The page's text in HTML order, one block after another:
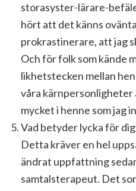
storasyster-lärare-
hört att det känns
prokrastinerare, att jag
Och för folk som kände
likhetstecken mellan
våra kärnpersonligheter
mycket i henne som jag
Vad betyder lycka för
Detta kräver en hel
ändrat uppfattning
samtalsterapeut. Det